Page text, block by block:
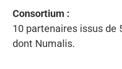
Consortium :
10 partenaires issus de
dont Numalis.